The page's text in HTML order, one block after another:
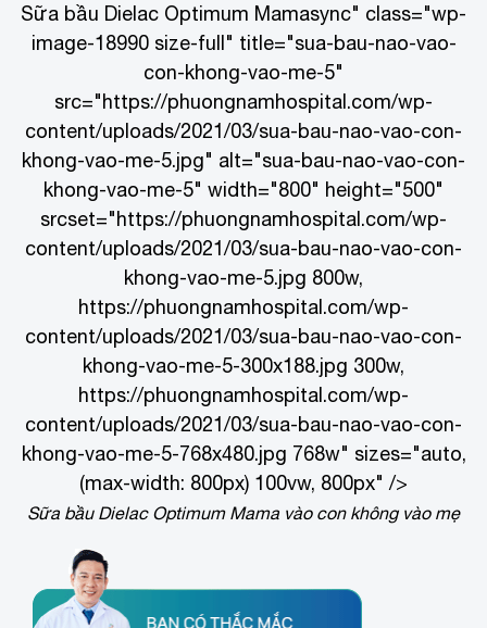
Sữa bầu Dielac Optimum Mamasync" class="wp-
image-18990 size-full" title="sua-bau-nao-vao-
con-khong-vao-me-5"
src="https://phuongnamhospital.com/wp-
content/uploads/2021/03/sua-bau-nao-vao-con-
khong-vao-me-5.jpg" alt="sua-bau-nao-vao-con-
khong-vao-me-5" width="800" height="500"
srcset="https://phuongnamhospital.com/wp-
content/uploads/2021/03/sua-bau-nao-vao-con-
khong-vao-me-5.jpg 800w,
https://phuongnamhospital.com/wp-
content/uploads/2021/03/sua-bau-nao-vao-con-
khong-vao-me-5-300x188.jpg 300w,
https://phuongnamhospital.com/wp-
content/uploads/2021/03/sua-bau-nao-vao-con-
khong-vao-me-5-768x480.jpg 768w" sizes="auto,
(max-width: 800px) 100vw, 800px" />
Sữa bầu Dielac Optimum Mama vào con không vào mẹ